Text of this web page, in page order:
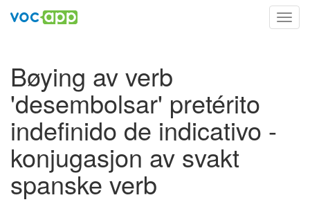
Bøying av verb
'desembolsar' pretérito
indefinido de indicativo -
konjugasjon av svakt
spanske verb